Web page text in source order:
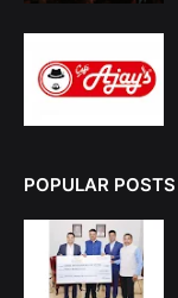
POPULAR POSTS